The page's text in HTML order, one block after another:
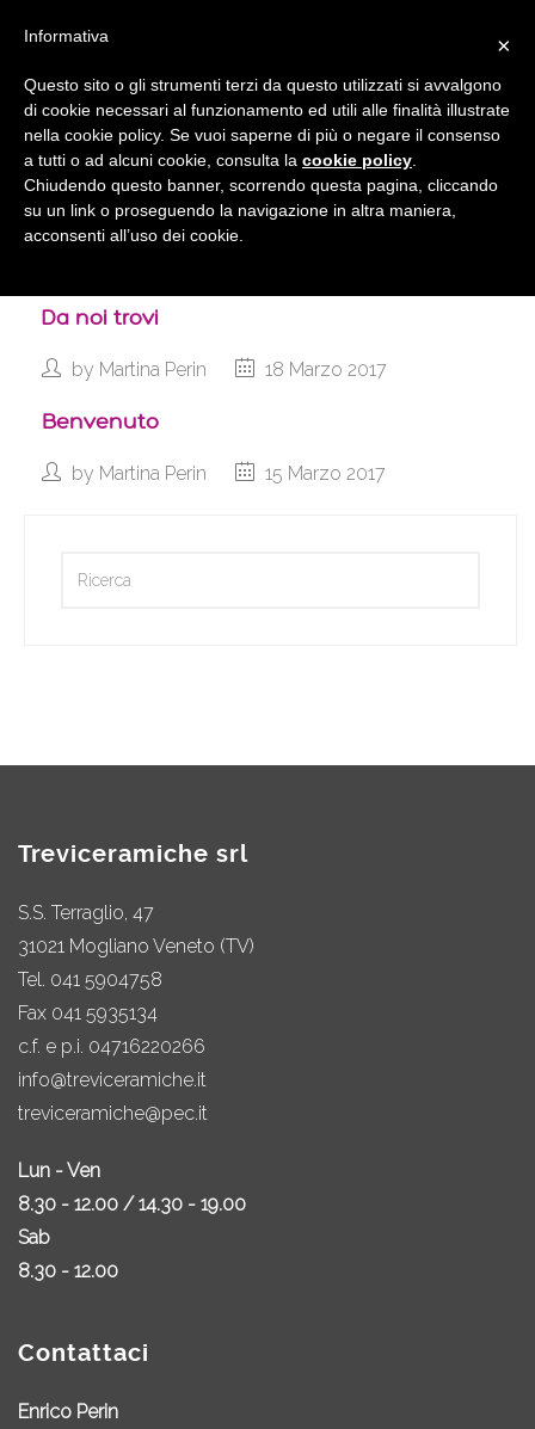
Lavoriamo con gli esperti
Da noi trovi
by Martina Perin 18 Marzo 2017
Benvenuto
by Martina Perin 15 Marzo 2017
Treviceramiche srl
S.S. Terraglio, 47
31021 Mogliano Veneto (TV)
Tel. 041 5904758
Fax 041 5935134
c.f. e p.i. 04716220266
info@treviceramiche.it
treviceramiche@pec.it
Lun - Ven
8.30 - 12.00 / 14.30 - 19.00
Sab
8.30 - 12.00
Contattaci
Enrico Perin
×
Informativa
Questo sito o gli strumenti terzi da questo utilizzati si avvalgono
di cookie necessari al funzionamento ed utili alle finalità illustrate
nella cookie policy. Se vuoi saperne di più o negare il consenso
a tutti o ad alcuni cookie, consulta la cookie policy
Chiudendo questo banner, scorrendo questa pagina, cliccando
su un link o proseguendo la navigazione in altra maniera,
acconsenti all’uso dei cookie.